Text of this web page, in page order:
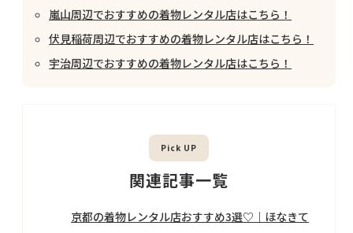
嵐山周辺でおすすめの着物レンタル店はこちら！
伏見稲荷周辺でおすすめの着物レンタル店はこちら！
宇治周辺でおすすめの着物レンタル店はこちら！
関連記事一覧
京都の着物レンタル店おすすめ3選♡｜ほなきて